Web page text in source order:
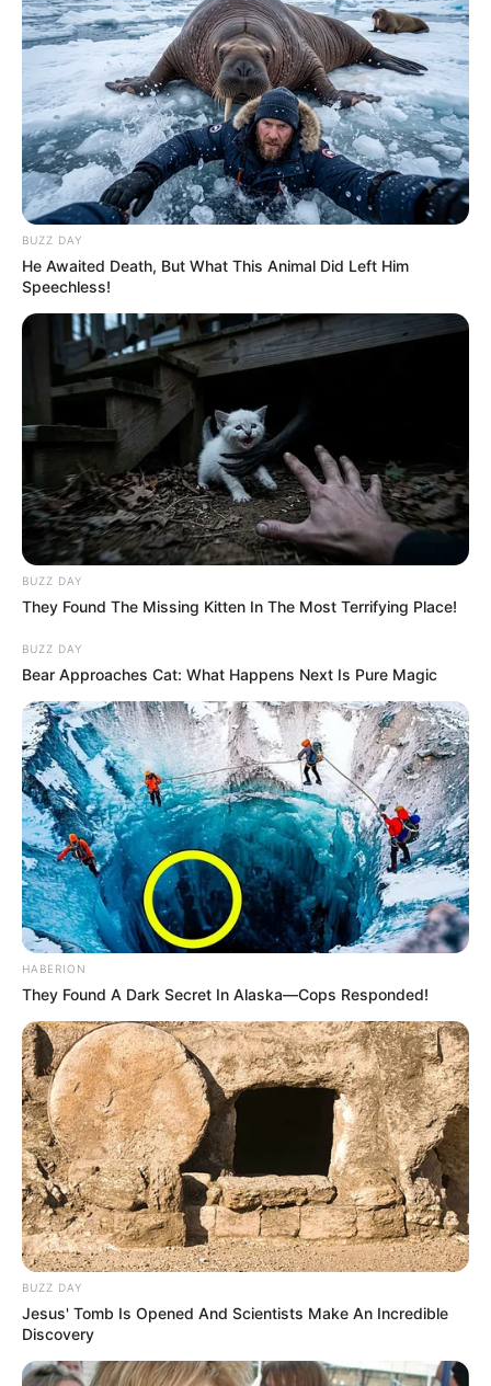
BUZZ DAY
He Awaited Death, But What This Animal Did Left Him
Speechless!
BUZZ DAY
They Found The Missing Kitten In The Most Terrifying Place!
BUZZ DAY
Bear Approaches Cat: What Happens Next Is Pure Magic
HABERION
They Found A Dark Secret In Alaska—Cops Responded!
BUZZ DAY
Jesus' Tomb Is Opened And Scientists Make An Incredible
Discovery